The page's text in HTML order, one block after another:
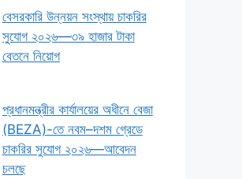
বেসরকারি উন্নয়ন সংস্থায় চাকরির
সুযোগ ২০২৬—৩৯ হাজার টাকা
বেতনে নিয়োগ
প্রধানমন্ত্রীর কার্যালয়ের অধীনে বেজা
(BEZA)-তে নবম–দশম গ্রেডে
চাকরির সুযোগ ২০২৬—আবেদন
চলছে